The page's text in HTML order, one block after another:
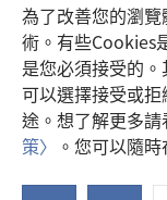
為了改善您的瀏
術。有些Cookies
是您必須接受的
可以選擇接受或
途。想了解更多請
策〉 。您可以隨時
窗）
Watchtower
Copyright© 2026
使用